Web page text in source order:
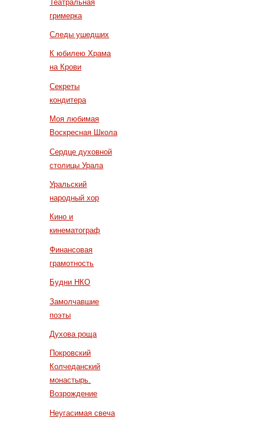
Театральная
гримерка
Следы ушедших
К юбилею Храма
на Крови
Секреты
кондитера
Моя любимая
Воскресная Школа
Сердце духовной
столицы Урала
Уральский
народный хор
Кино и
кинематограф
Финансовая
грамотность
Будни НКО
Замолчавшие
поэты
Духова роща
Покровский
Колчеданский
монастырь.
Возрождение
Неугасимая свеча